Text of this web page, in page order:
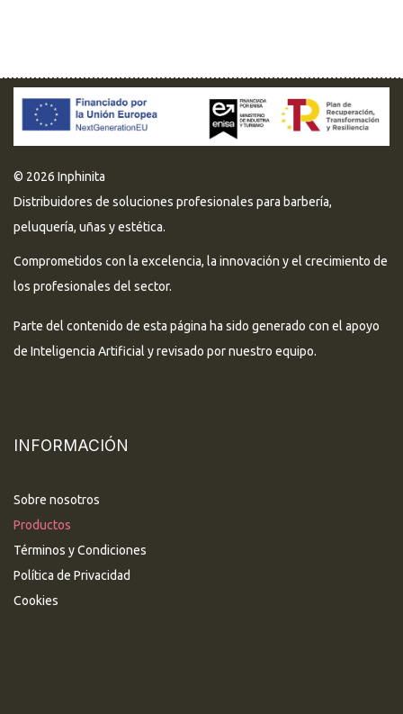
© 2026 Inphinita
Distribuidores de soluciones profesionales para barbería,
peluquería, uñas y estética.
Comprometidos con la excelencia, la innovación y el crecimiento de
los profesionales del sector.
Parte del contenido de esta página ha sido generado con el apoyo
de Inteligencia Artificial y revisado por nuestro equipo.
INFORMACIÓN
Sobre nosotros
Productos
Términos y Condiciones
Política de Privacidad
Cookies